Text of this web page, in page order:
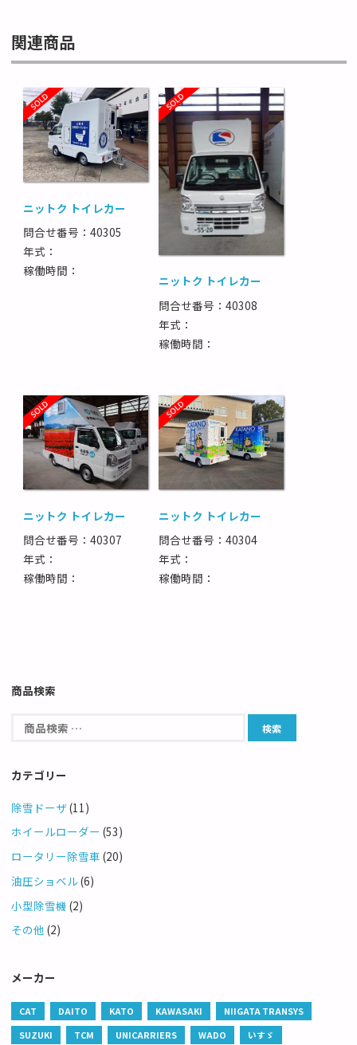
関連商品
ニットク トイレカー
問合せ番号：40305
年式：
稼働時間：
ニットク トイレカー
問合せ番号：40308
年式：
稼働時間：
ニットク トイレカー
問合せ番号：40307
年式：
稼働時間：
ニットク トイレカー
問合せ番号：40304
年式：
稼働時間：
商品検索
カテゴリー
除雪ドーザ(11)
ホイールローダー (53)
ロータリー除雪車 (20)
油圧ショベル(6)
小型除雪機 (2)
その他 (2)
メーカー
CAT DAITO KATO KAWASAKI
NIIGATA TRANSYS
SUZUKI
TCM UNICARRIERS WADO
いすゞ